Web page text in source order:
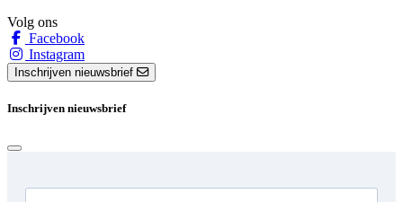
Volg ons
Facebook
Instagram
Inschrijven nieuwsbrief
Inschrijven nieuwsbrief